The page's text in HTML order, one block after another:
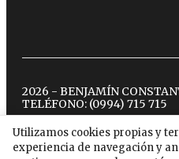
Utilizamos cookies propias y
experiencia de navegación y
2026 - BENJAMÍN
TELÉFONO: (0994) 715 715